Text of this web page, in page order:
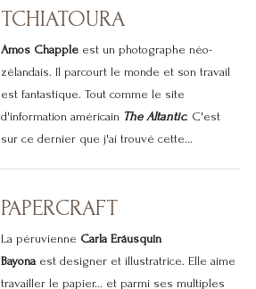
TCHIATOURA
Amos Chappleest un photographe néo-
zélandais. Il parcourt le monde et son travail
est fantastique. Tout comme le site
d'information américain The Altantic. C'est
sur ce dernier que j'ai trouvé cette...
PAPERCRAFT
La péruvienne Carla Eráusquin
Bayonaest designer et illustratrice. Elle aime
travailler le papier... et parmi ses multiples